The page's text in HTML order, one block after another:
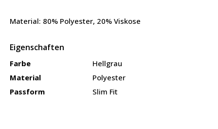
Material: 80% Polyester, 20% Viskose
Eigenschaften
Farbe
Hellgrau
Material
Polyester
Passform
Slim Fit